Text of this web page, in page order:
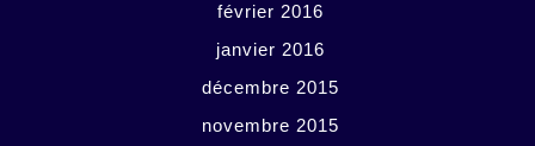
février 2016
janvier 2016
décembre 2015
novembre 2015